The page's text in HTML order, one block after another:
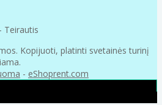
Teirautis
Kopijuoti, platinti svetainės turinį
- eShoprent.com